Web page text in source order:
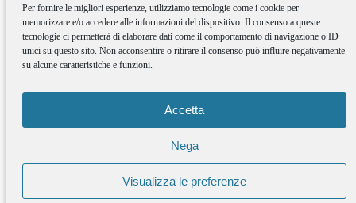
Per fornire le migliori esperienze, utilizziamo tecnologie come i cookie per
memorizzare e/o accedere alle informazioni del dispositivo. Il consenso a queste
tecnologie ci permetterà di elaborare dati come il comportamento di navigazione o ID
unici su questo sito. Non acconsentire o ritirare il consenso può influire negativamente
su alcune caratteristiche e funzioni.
Accetta
Nega
Visualizza le preferenze
Vicenza - Italia
+39 0444 1500938
+39 351 9580608
info@tenutamaule.com
DAL LUNEDÌ AL SABATO
08:00-12:30 | 14:30-18:00